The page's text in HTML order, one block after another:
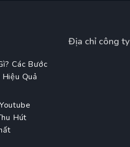
Các Bước
Quả
Hút
Địa chỉ công ty